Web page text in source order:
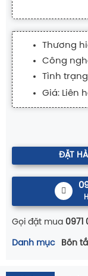
Thương
Công
Tình
Giá: Liên
ĐẶT
Gọi đặt mua 0971
Danh mục Bồn